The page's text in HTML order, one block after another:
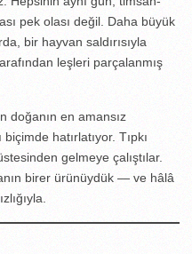
pek olası değil. Daha büyük
bir hayvan saldırısıyla
leşleri parçalanmış
doğanın en amansız
hatırlatıyor. Tıpkı
gelmeye çalıştılar.
birer ürünüydük — ve hâlâ